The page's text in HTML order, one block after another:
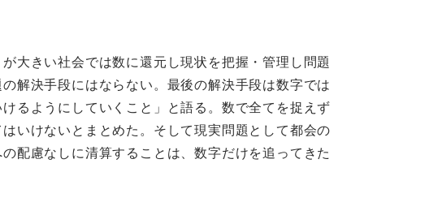
大きい社会では数に還元し現状を把握・管理し問題
解決手段にはならない。最後の解決手段は数字では
るようにしていくこと」と語る。数で全てを捉えず
いけないとまとめた。そして現実問題として都会の
配慮なしに清算することは、数字だけを追ってきた